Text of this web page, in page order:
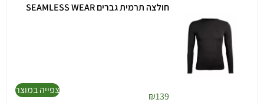
חולצה תרמית גברים SEAMLESS WEAR
₪139
צפייה במוצר